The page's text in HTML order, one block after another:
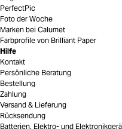
PerfectPic
Foto der Woche
Marken bei Calumet
Farbprofile von Brilliant Paper
Hilfe
Kontakt
Persönliche Beratung
Bestellung
Zahlung
Versand & Lieferung
Rücksendung
Batterien, Elektro- und